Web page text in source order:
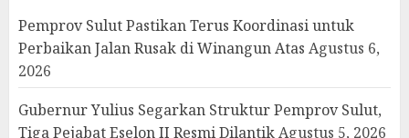
Pemprov Sulut Pastikan Terus Koordinasi untuk
Perbaikan Jalan Rusak di Winangun Atas Agustus 6,
2026
Gubernur Yulius Segarkan Struktur Pemprov Sulut,
Tiga Pejabat Eselon II Resmi DilantikAgustus 5, 2026